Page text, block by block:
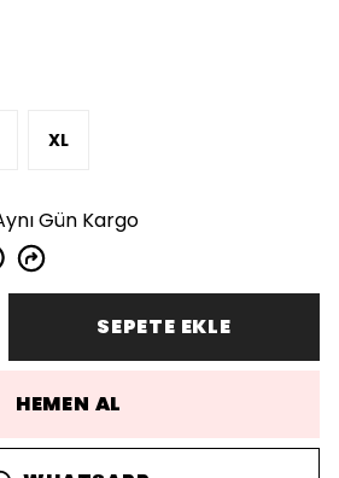
XL
Gün Kargo
SEPETE EKLE
HEMEN AL